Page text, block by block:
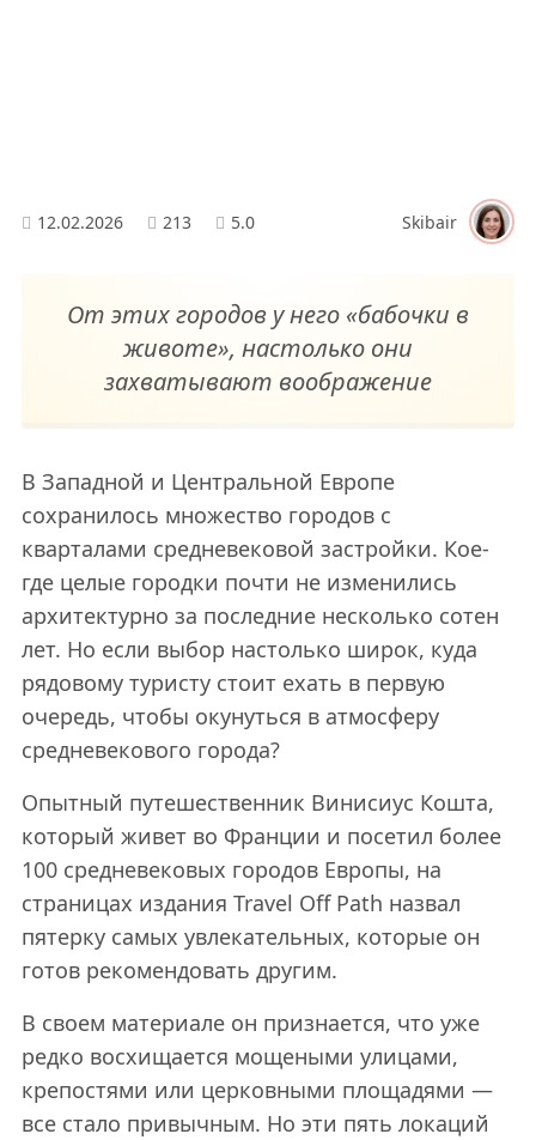
12.02.2026 213 5.0 Skibair
От этих городов у него «бабочки в
животе», настолько они
захватывают воображение
В Западной и Центральной Европе
сохранилось множество городов с
кварталами средневековой застройки. Кое-
где целые городки почти не изменились
архитектурно за последние несколько сотен
лет. Но если выбор настолько широк, куда
рядовому туристу стоит ехать в первую
очередь, чтобы окунуться в атмосферу
средневекового города?
Опытный путешественник Винисиус Кошта,
который живет во Франции и посетил более
100 средневековых городов Европы, на
страницах издания Travel Off Path назвал
пятерку самых увлекательных, которые он
готов рекомендовать другим.
В своем материале он признается, что уже
редко восхищается мощеными улицами,
крепостями или церковными площадями —
все стало привычным. Но эти пять локаций